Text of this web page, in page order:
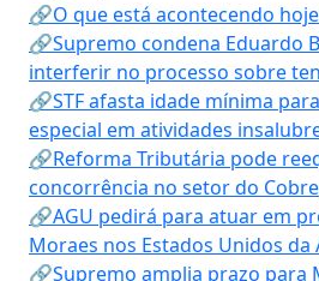
🔗O que está acontecendo
🔗Supremo condena Eduardo
interferir no processo sobre
🔗STF afasta idade mínima
especial em atividades
🔗Reforma Tributária pode
concorrência no setor do Cobre
🔗AGU pedirá para atuar em
Moraes nos Estados Unidos da
🔗Supremo amplia prazo para